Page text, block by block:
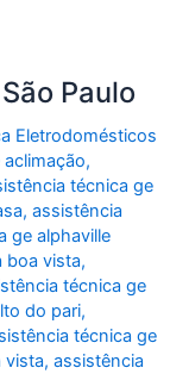
Paulo
Eletrodomésticos
,
técnica ge
,assistência
ge alphaville
boa vista,
técnica ge
do pari,
técnica ge
vista,assistência